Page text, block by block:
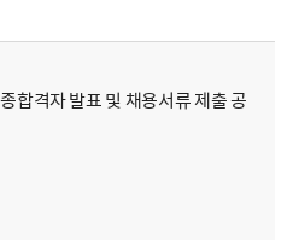
합격자 발표 및 채용서류 제출 공